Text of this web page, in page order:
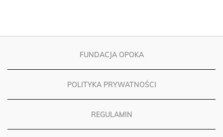
FUNDACJA OPOKA
POLITYKA PRYWATNOŚCI
REGULAMIN